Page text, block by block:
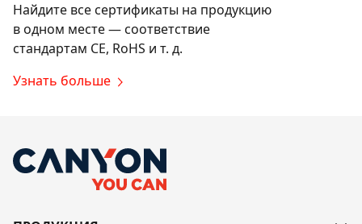
Найдите все сертификаты на продукцию
в одном месте — соответствие
стандартам CE, RoHS и т. д.
Узнать больше